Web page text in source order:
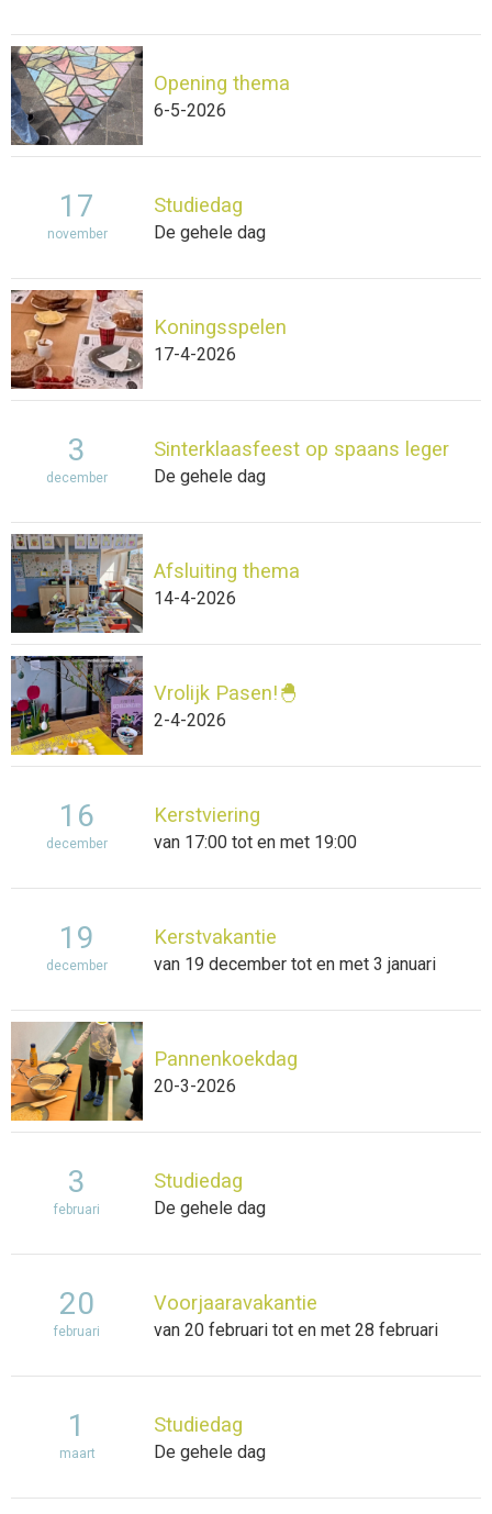
Opening thema
6-5-2026
17
november
Studiedag
De gehele dag
Koningsspelen
17-4-2026
3
december
Sinterklaasfeest op spaans leger
De gehele dag
Afsluiting thema
14-4-2026
Vrolijk Pasen!🐣
2-4-2026
16
december
Kerstviering
van 17:00 tot en met 19:00
19
december
Kerstvakantie
van 19 december tot en met 3 januari
Pannenkoekdag
20-3-2026
3
februari
Studiedag
De gehele dag
20
februari
Voorjaaravakantie
van 20 februari tot en met 28 februari
1
maart
Studiedag
De gehele dag